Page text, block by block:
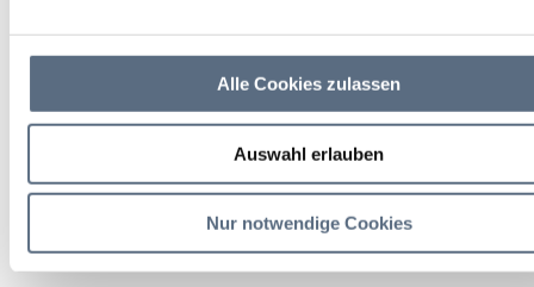
Alle Cookies zulassen
Auswahl erlauben
Nur notwendige Cookies